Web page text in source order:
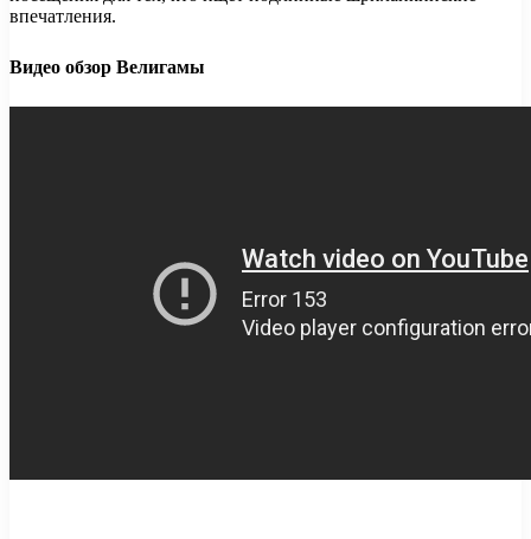
впечатления.
Видео обзор Велигамы